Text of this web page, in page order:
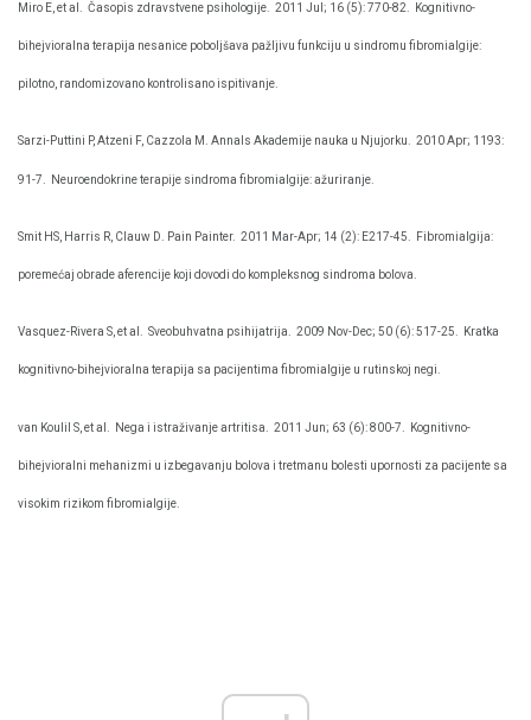
Miro E, et al. Časopis zdravstvene psihologije. 2011 Jul; 16 (5): 770-82. Kognitivno-
bihejvioralna terapija nesanice poboljšava pažljivu funkciju u sindromu fibromialgije:
pilotno, randomizovano kontrolisano ispitivanje.
Sarzi-Puttini P, Atzeni F, Cazzola M. Annals Akademije nauka u Njujorku. 2010 Apr; 1193:
91-7. Neuroendokrine terapije sindroma fibromialgije: ažuriranje.
Smit HS, Harris R, Clauw D. Pain Painter. 2011 Mar-Apr; 14 (2): E217-45. Fibromialgija:
poremećaj obrade aferencije koji dovodi do kompleksnog sindroma bolova.
Vasquez-Rivera S, et al. Sveobuhvatna psihijatrija. 2009 Nov-Dec; 50 (6): 517-25. Kratka
kognitivno-bihejvioralna terapija sa pacijentima fibromialgije u rutinskoj negi.
van Koulil S, et al. Nega i istraživanje artritisa. 2011 Jun; 63 (6): 800-7. Kognitivno-
bihejvioralni mehanizmi u izbegavanju bolova i tretmanu bolesti upornosti za pacijente sa
visokim rizikom fibromialgije.